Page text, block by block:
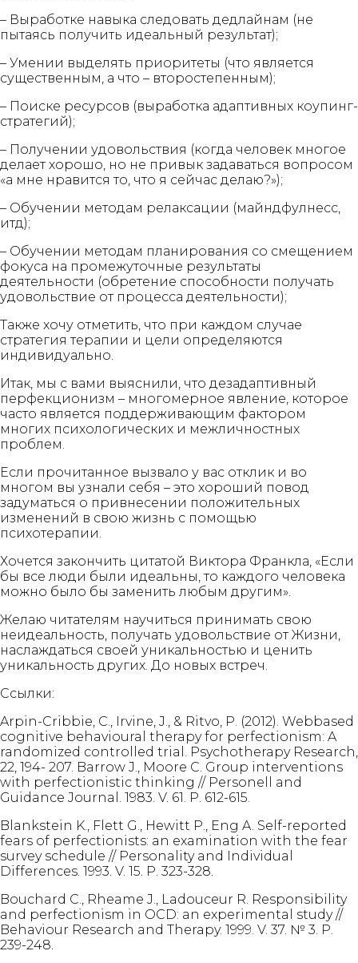
– Выработке навыка следовать дедлайнам (не
пытаясь получить идеальный результат);
– Умении выделять приоритеты (что является
существенным, а что – второстепенным);
– Поиске ресурсов (выработка адаптивных коупинг-
стратегий);
– Получении удовольствия (когда человек многое
делает хорошо, но не привык задаваться вопросом
«а мне нравится то, что я сейчас делаю?»);
– Обучении методам релаксации (майндфулнесс,
итд);
– Обучении методам планирования со смещением
фокуса на промежуточные результаты
деятельности (обретение способности получать
удовольствие от процесса деятельности);
Также хочу отметить, что при каждом случае
стратегия терапии и цели определяются
индивидуально.
Итак, мы с вами выяснили, что дезадаптивный
перфекционизм – многомерное явление, которое
часто является поддерживающим фактором
многих психологических и межличностных
проблем.
Если прочитанное вызвало у вас отклик и во
многом вы узнали себя – это хороший повод
задуматься о привнесении положительных
изменений в свою жизнь с помощью
психотерапии.
Хочется закончить цитатой Виктора Франкла, «Если
бы все люди были идеальны, то каждого человека
можно было бы заменить любым другим».
Желаю читателям научиться принимать свою
неидеальность, получать удовольствие от Жизни,
наслаждаться своей уникальностью и ценить
уникальность других. До новых встреч.
Ссылки:
Arpin-Cribbie, C., Irvine, J., & Ritvo, P. (2012). Webbased
cognitive behavioural therapy for perfectionism: A
randomized controlled trial. Psychotherapy Research,
22, 194- 207. Barrow J., Moore C. Group interventions
with perfectionistic thinking // Personell and
Guidance Journal. 1983. V. 61. Р. 612-615.
Blankstein K., Flett G., Hewitt P., Eng A. Self-reported
fears of perfectionists: an examination with the fear
survey schedule // Personality and Individual
Differences. 1993. V. 15. Р. 323-328.
Bouchard C., Rheame J., Ladouceur R. Responsibility
and perfectionism in OCD: an experimental study //
Behaviour Research and Therapy. 1999. V. 37. № 3. Р.
239-248.